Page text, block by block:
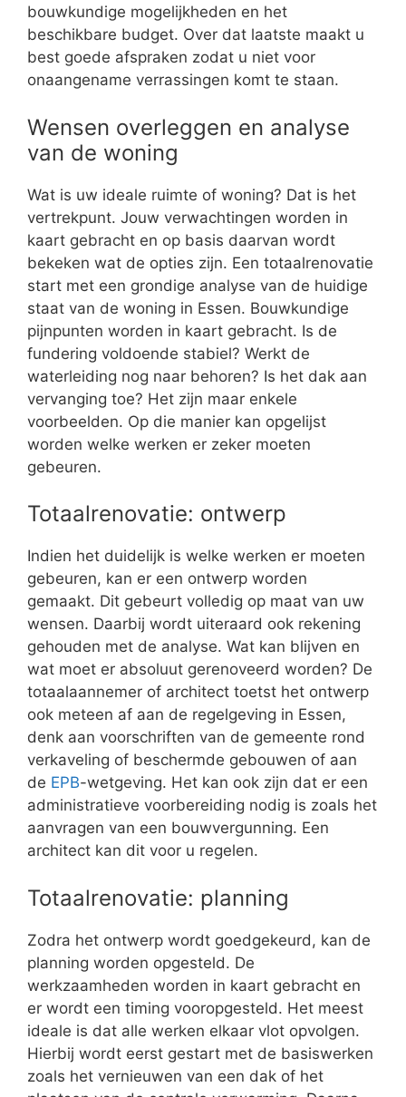
bouwkundige mogelijkheden en het
beschikbare budget. Over dat laatste maakt u
best goede afspraken zodat u niet voor
onaangename verrassingen komt te staan.
Wensen overleggen en analyse
van de woning
Wat is uw ideale ruimte of woning? Dat is het
vertrekpunt. Jouw verwachtingen worden in
kaart gebracht en op basis daarvan wordt
bekeken wat de opties zijn. Een totaalrenovatie
start met een grondige analyse van de huidige
staat van de woning in Essen. Bouwkundige
pijnpunten worden in kaart gebracht. Is de
fundering voldoende stabiel? Werkt de
waterleiding nog naar behoren? Is het dak aan
vervanging toe? Het zijn maar enkele
voorbeelden. Op die manier kan opgelijst
worden welke werken er zeker moeten
gebeuren.
Totaalrenovatie: ontwerp
Indien het duidelijk is welke werken er moeten
gebeuren, kan er een ontwerp worden
gemaakt. Dit gebeurt volledig op maat van uw
wensen. Daarbij wordt uiteraard ook rekening
gehouden met de analyse. Wat kan blijven en
wat moet er absoluut gerenoveerd worden? De
totaalaannemer of architect toetst het ontwerp
ook meteen af aan de regelgeving in Essen,
denk aan voorschriften van de gemeente rond
verkaveling of beschermde gebouwen of aan
de EPB-wetgeving. Het kan ook zijn dat er een
administratieve voorbereiding nodig is zoals het
aanvragen van een bouwvergunning. Een
architect kan dit voor u regelen.
Totaalrenovatie: planning
Zodra het ontwerp wordt goedgekeurd, kan de
planning worden opgesteld. De
werkzaamheden worden in kaart gebracht en
er wordt een timing vooropgesteld. Het meest
ideale is dat alle werken elkaar vlot opvolgen.
Hierbij wordt eerst gestart met de basiswerken
zoals het vernieuwen van een dak of het